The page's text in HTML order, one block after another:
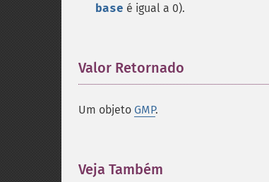
base é igual a 0).
Valor Retornado
Um objeto GMP.
Veja Também